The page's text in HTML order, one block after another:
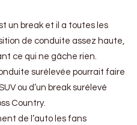
un break et il a toutes les
de conduite assez haute,
ce qui ne gâche rien.
surélevée pourrait faire
ou d’un break surélevé
Country.
de l’auto les fans